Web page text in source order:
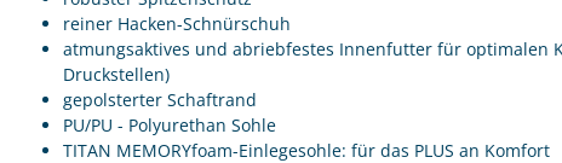
reiner Hacken-Schnürschuh
atmungsaktives und abriebfestes Innenfutter für optimalen
Druckstellen)
gepolsterter Schaftrand
PU/PU - Polyurethan Sohle
TITAN MEMORYfoam-Einlegesohle: für das PLUS an Komfort